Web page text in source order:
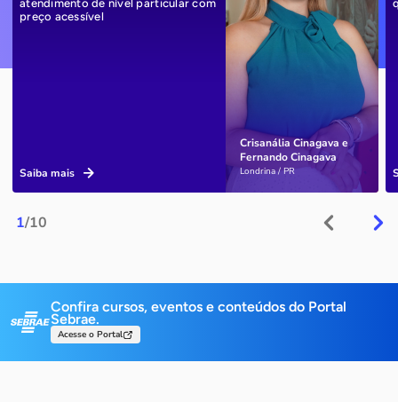
1/10
Crisanália Cinagava e
Fernando Cinagava
Londrina / PR
atendimento de nível particular com
preço acessível
Saiba mais
Confira cursos, eventos e conteúdos do Portal
Sebrae.
Acesse o Portal